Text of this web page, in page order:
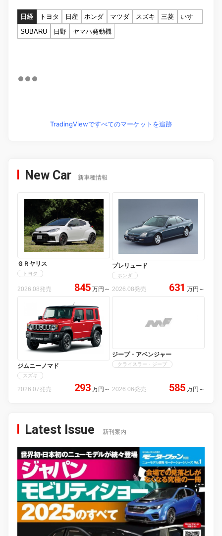
日経 トヨタ 日産 ホンダ マツダ スズキ 三菱
いすゞ
SUBARU
日野 ヤマハ発動機
TradingViewですべてのマーケットを追跡
New Car 新車種情報
ＧＲヤリス
トヨタ
2026.08発売 845 万円 ～
プレリュード
ホンダ
2026.08発売 631 万円 ～
ジムニーノマド
スズキ
2026.07発売 293 万円 ～
ジープ・アベンジャー
クライスラー・ジープ
2026.06発売 585 万円 ～
Latest Issue 新刊案内